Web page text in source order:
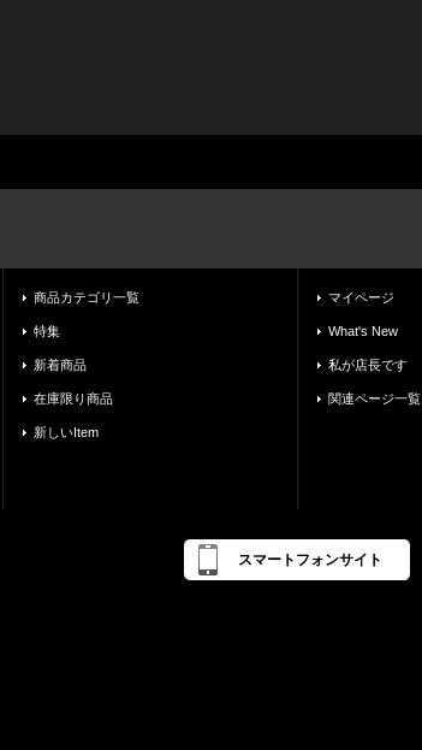
商品カテゴリ一覧
特集
新着商品
在庫限り商品
新しいItem
マイページ
What's New
私が店長です
関連ページ一覧
スマートフォンサイト